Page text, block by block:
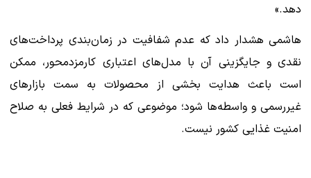
دهد.»
هاشمی هشدار داد که عدم شفافیت در زمان‌بندی پرداخت‌های
نقدی و جایگزینی آن با مدل‌های اعتباری کارمزدمحور، ممکن
است باعث هدایت بخشی از محصولات به سمت بازارهای
غیررسمی و واسطه‌ها شود؛ موضوعی که در شرایط فعلی به صلاح
امنیت غذایی کشور نیست.